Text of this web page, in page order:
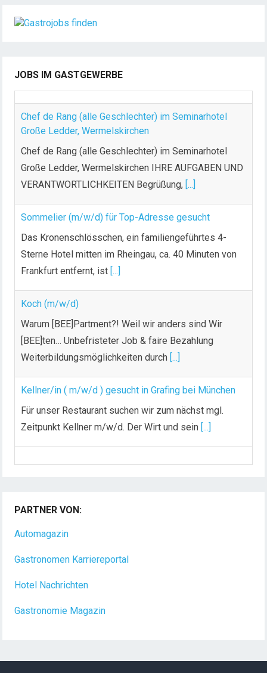
JOBS IM GASTGEWERBE
Chef de Rang (alle Geschlechter) im Seminarhotel
Große Ledder, Wermelskirchen
Chef de Rang (alle Geschlechter) im Seminarhotel
Große Ledder, Wermelskirchen IHRE AUFGABEN UND
VERANTWORTLICHKEITEN Begrüßung,[...]
Sommelier (m/w/d) für Top-Adresse gesucht
Das Kronenschlösschen, ein familiengeführtes 4-
Sterne Hotel mitten im Rheingau, ca. 40 Minuten von
Frankfurt entfernt, ist[...]
Koch (m/w/d)
Warum [BEE]Partment?! Weil wir anders sind Wir
[BEE]ten… Unbefristeter Job & faire Bezahlung
Weiterbildungsmöglichkeiten durch [...]
Kellner/in ( m/w/d ) gesucht in Grafing bei München
Für unser Restaurant suchen wir zum nächst mgl.
Zeitpunkt Kellner m/w/d. Der Wirt und sein[...]
Chef de Rang (m/w/d) gesucht – Hotel 47° in
Konstanz
liebst[...]
PARTNER VON:
Automagazin
Gastronomen Karriereportal
Hotel Nachrichten
Gastronomie Magazin